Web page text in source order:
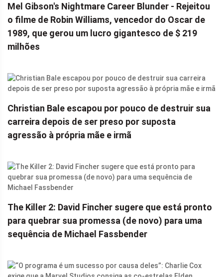
Mel Gibson's Nightmare Career Blunder - Rejeitou
o filme de Robin Williams, vencedor do Oscar de
1989, que gerou um lucro gigantesco de $ 219
milhões
Christian Bale escapou por pouco de destruir sua
carreira depois de ser preso por suposta
agressão à própria mãe e irmã
The Killer 2: David Fincher sugere que está pronto
para quebrar sua promessa (de novo) para uma
sequência de Michael Fassbender